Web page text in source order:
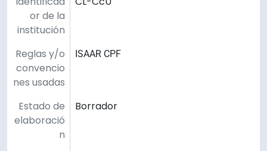
or de la
institución
Reglas y/o
convencio
nes usadas
ISAAR CPF
Estado de
elaboració
n
Borrador